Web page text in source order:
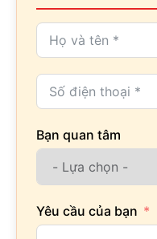
Bạn quan tâm
Yêu cầu của bạn